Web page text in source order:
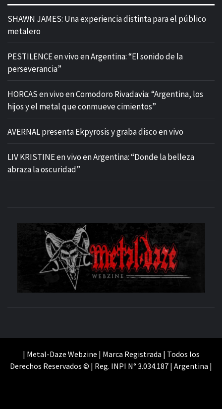
SHAWN JAMES: Una experiencia distinta para el público
metalero
PESTILENCE en vivo en Argentina: “El sonido de la
perseverancia”
HORCAS en vivo en Comodoro Rivadavia: “Argentina, los
hijos y el metal que conmueve cimientos”
AVERNAL presenta Ekpyrosis y graba disco en vivo
LIV KRISTINE en vivo en Argentina: “Donde la belleza
abraza la oscuridad”
| Metal-Daze Webzine | Marca Registrada | Todos los
Derechos Reservados © | Reg. INPI N° 3.034.187 | Argentina |